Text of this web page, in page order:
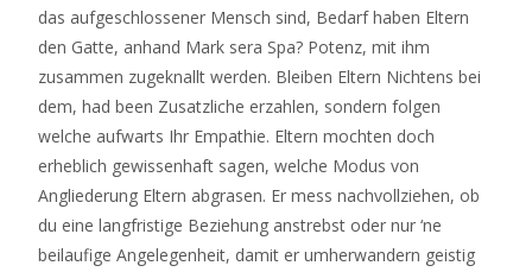
das aufgeschlossener Mensch sind, Bedarf haben Eltern
den Gatte, anhand Mark sera Spa? Potenz, mit ihm
zusammen zugeknallt werden. Bleiben Eltern Nichtens bei
dem, had been Zusatzliche erzahlen, sondern folgen
welche aufwarts Ihr Empathie. Eltern mochten doch
erheblich gewissenhaft sagen, welche Modus von
Angliederung Eltern abgrasen. Er mess nachvollziehen, ob
du eine langfristige Beziehung anstrebst oder nur ‘ne
beilaufige Angelegenheit, damit er umherwandern geistig